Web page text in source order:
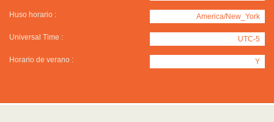
Huso horario : America/New_York
Universal Time : UTC-5
Horario de verano : Y